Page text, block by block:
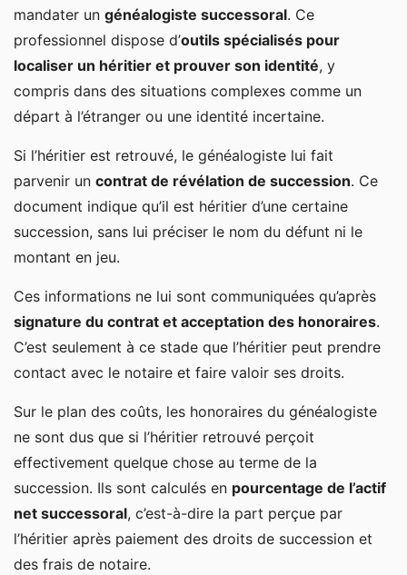
mandater un généalogiste successoral. Ce
professionnel dispose d’outils spécialisés pour
localiser un héritier et prouver son identité, y
compris dans des situations complexes comme un
départ à l’étranger ou une identité incertaine.
Si l’héritier est retrouvé, le généalogiste lui fait
parvenir un contrat de révélation de succession. Ce
document indique qu’il est héritier d’une certaine
succession, sans lui préciser le nom du défunt ni le
montant en jeu.
Ces informations ne lui sont communiquées qu’après
signature du contrat et acceptation des honoraires.
C’est seulement à ce stade que l’héritier peut prendre
contact avec le notaire et faire valoir ses droits.
Sur le plan des coûts, les honoraires du généalogiste
ne sont dus que si l’héritier retrouvé perçoit
effectivement quelque chose au terme de la
succession. Ils sont calculés en pourcentage de l’actif
net successoral, c’est-à-dire la part perçue par
l’héritier après paiement des droits de succession et
des frais de notaire.